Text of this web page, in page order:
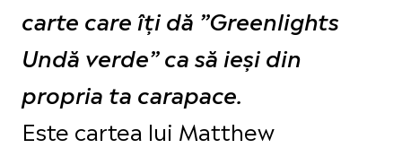
carte care îți dă ”Greenlights
Undă verde” ca să ieși din
propria ta carapace.
Este cartea lui Matthew